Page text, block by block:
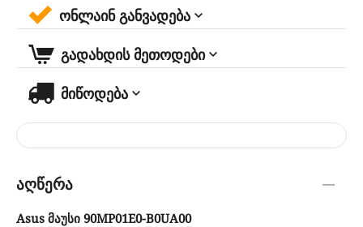
ონლაინ განვადება
გადახდის მეთოდები
მიწოდება
აღწერა
Asus მაუსი 90MP01E0-B0UA00